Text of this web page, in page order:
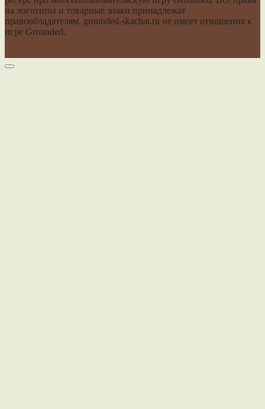
на логотипы и товарные знаки принадлежат
правообладателям. grounded-skachat.ru не имеет отношения к
игре Grounded.